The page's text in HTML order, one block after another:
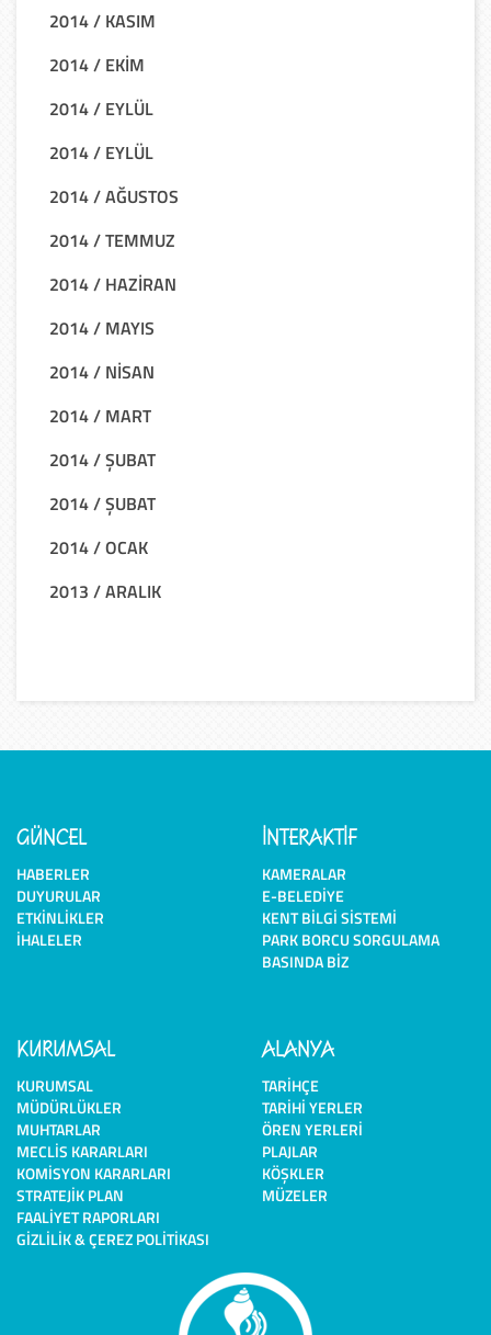
2014 / KASIM
2014 / EKİM
2014 / EYLÜL
2014 / EYLÜL
2014 / AĞUSTOS
2014 / TEMMUZ
2014 / HAZİRAN
2014 / MAYIS
2014 / NİSAN
2014 / MART
2014 / ŞUBAT
2014 / ŞUBAT
2014 / OCAK
2013 / ARALIK
GÜNCEL
HABERLER
DUYURULAR
ETKINLIKLER
İHALELER
İNTERAKTİF
KAMERALAR
E-BELEDIYE
KENT BILGI SISTEMI
PARK BORCU SORGULAMA
BASINDA BIZ
KURUMSAL
KURUMSAL
MÜDÜRLÜKLER
MUHTARLAR
MECLIS KARARLARI
KOMISYON KARARLARI
STRATEJIK PLAN
FAALIYET RAPORLARI
GIZLILIK & ÇEREZ POLITIKASI
ALANYA
TARIHÇE
TARIHI YERLER
ÖREN YERLERI
PLAJLAR
KÖŞKLER
MÜZELER